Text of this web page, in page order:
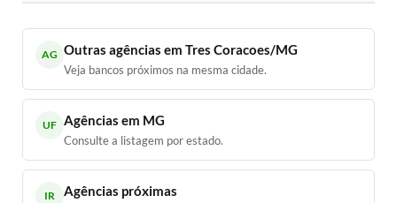
AG Outras agências em Tres Coracoes/MG
Veja bancos próximos na mesma cidade.
UF Agências em MG
Consulte a listagem por estado.
IR Agências próximas